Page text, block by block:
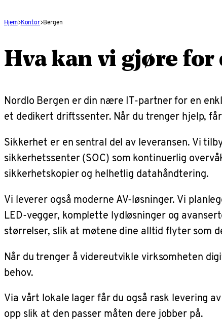
Hjem Kontor Bergen
Hva kan vi gjøre for
Nordlo Bergen er din nære IT-partner for en
et dedikert driftssenter. Når du trenger hjelp,
Sikkerhet er en sentral del av leveransen. Vi
sikkerhetssenter (SOC) som kontinuerlig
sikkerhetskopier og helhetlig datahåndtering.
Vi leverer også moderne AV-løsninger. Vi
LED-vegger, komplette lydløsninger og
størrelser, slik at møtene dine alltid flyter som
Når du trenger å videreutvikle virksomheten
behov.
Via vårt lokale lager får du også rask levering
opp slik at den passer måten dere jobber på.